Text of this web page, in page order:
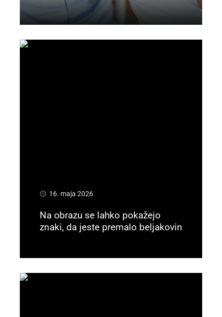
Preberi več
16. maja 2026
Na obrazu se lahko pokažejo
znaki, da jeste premalo beljakovin